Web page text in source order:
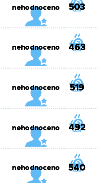
nehodnoceno 503
nehodnoceno 463
nehodnoceno 519
nehodnoceno 492
nehodnoceno 540